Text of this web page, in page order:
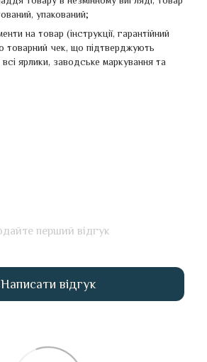
упакований;
на товар (інструкції, гарантійний
товарний чек, що підтверджують
ярлики, заводське маркування та
перший відгук
Написати відгук